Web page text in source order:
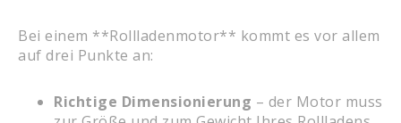
Bei einem **Rollladenmotor** kommt es vor allem
auf drei Punkte an:
Richtige Dimensionierung – der Motor muss